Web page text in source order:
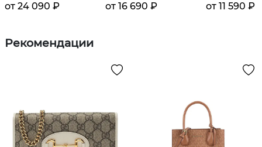
от 24 090 ₽ от 16 690 ₽ от 11 590 ₽
Рекомендации